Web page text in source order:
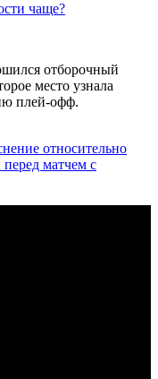
чаще?
отборочный
место узнала
плей-офф.
относительно
матчем с